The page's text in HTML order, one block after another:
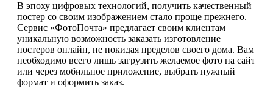
В эпоху цифровых технологий, получить качественный
постер со своим изображением стало проще прежнего.
Сервис «ФотоПочта» предлагает своим клиентам
уникальную возможность заказать изготовление
постеров онлайн, не покидая пределов своего дома. Вам
необходимо всего лишь загрузить желаемое фото на сайт
или через мобильное приложение, выбрать нужный
формат и оформить заказ.